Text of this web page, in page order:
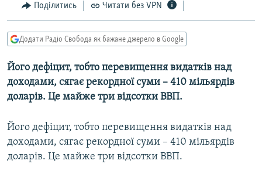
СПОРТ
УКРАЇНА
ТИ ЯК?
СХЕМИ
МУЛЬТИМЕДІА
ФОТО
ПОДКАСТИ
Поділитись Читати без VPN
Додати Радіо Свобода як бажане джерело в Google
Його дефіцит, тобто перевищення видатків над
доходами, сягає рекордної суми – 410 мільярдів
доларів. Це майже три відсотки ВВП.
Його дефіцит, тобто перевищення видатків над
доходами, сягає рекордної суми – 410 мільярдів
доларів. Це майже три відсотки ВВП.